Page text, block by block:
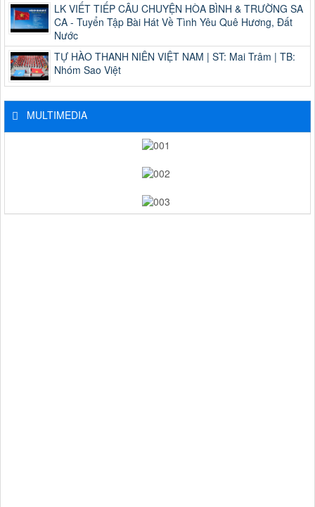
LK VIẾT TIẾP CÂU CHUYỆN HÒA BÌNH & TRƯỜNG SA
CA - Tuyển Tập Bài Hát Về Tình Yêu Quê Hương, Đất
Nước
TỰ HÀO THANH NIÊN VIỆT NAM | ST: Mai Trâm | TB:
Nhóm Sao Việt
MULTIMEDIA